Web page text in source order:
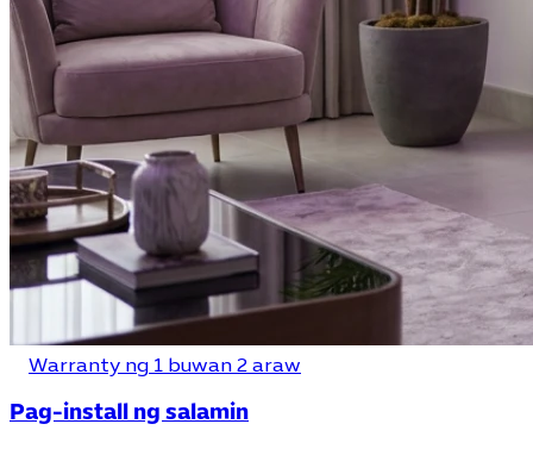
Warranty ng 1 buwan 2 araw
Pag-install ng salamin